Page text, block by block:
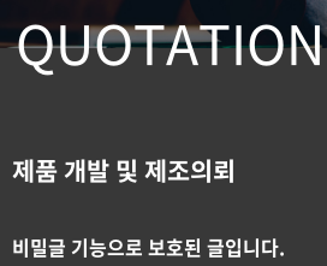
QUOTATION
제품 개발 및 제조의뢰
비밀글 기능으로 보호된 글입니다.